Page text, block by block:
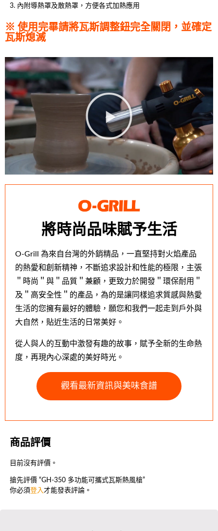
3. 內附導熱罩及散熱罩，方便各式加熱應用
※ 使用完畢請將瓦斯調整鈕完全關閉，並確定
瓦斯熄滅
將時尚品味賦予生活
O-Grill 為來自台灣的外銷精品，一直堅持對火焰產品
的熱愛和創新精神，不斷追求設計和性能的極限，主張
＂時尚＂與＂品質＂兼顧，更致力於開發＂環保耐用＂
及＂高安全性＂的產品，為的是讓同樣追求質感與熱愛
生活的您擁有最好的體驗，願您和我們一起走到戶外與
大自然，貼近生活的日常美好。
從人與人的互動中激發有趣的故事，賦予全新的生命熱
度，再現內心深處的美好時光。
觀看最新資訊與美味食譜
商品評價
目前沒有評價。
搶先評價 “GH-350 多功能可攜式瓦斯熱風槍”
你必須登入 才能發表評論。